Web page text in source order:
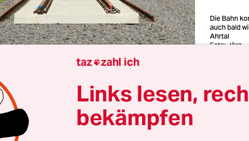
Die Bahn
auch bald
Ahrtal
Foto: Jörg
Stunden auf dem Rad an einem brüllend heißen
und da ist endlich das Ufer. Ein enger Pfad
dichtes Gestrüpp zum Kieselstrand. Das Wasser läuft
Sandalen, über die Knie und dann … muss ich erst
taz zahl ich
Links lesen,
bekämpfen